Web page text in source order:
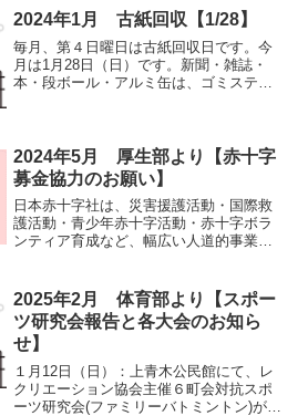
ってくれたT・Kさんに会い...
2024年1月 古紙回収【1/28】
毎月、第４日曜日は古紙回収日です。今
月は1月28日（日）です。新聞・雑誌・
本・段ボール・アルミ缶は、ゴミステー
殻や他の物(スチ-ル缶、...
2024年5月 厚生部より【赤十字
募金協力のお願い】
日本赤十字社は、災害援護活動・国際救
護活動・青少年赤十字活動・赤十字ボラ
ンティア育成など、幅広い人道的事業を
も、組長さんが各家庭にお伺い致しまし
て、ご協力のお願...
2025年2月 体育部より【スポー
ツ研究会報告と各大会のお知ら
せ】
１月12日（日）：上青木公民館にて、レ
クリエーション協会主催６町会対抗スポ
ーツ研究会(ファミリーバトミントン)が開